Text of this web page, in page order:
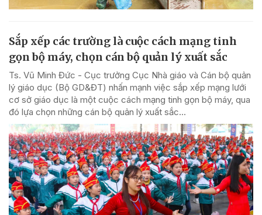
Sắp xếp các trường là cuộc cách mạng tinh
gọn bộ máy, chọn cán bộ quản lý xuất sắc
Ts. Vũ Minh Đức - Cục trưởng Cục Nhà giáo và Cán bộ quản
lý giáo dục (Bộ GD&ĐT) nhấn mạnh việc sắp xếp mạng lưới
cơ sở giáo dục là một cuộc cách mạng tinh gọn bộ máy, qua
đó lựa chọn những cán bộ quản lý xuất sắc...